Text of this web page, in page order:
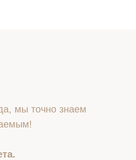
мы точно знаем